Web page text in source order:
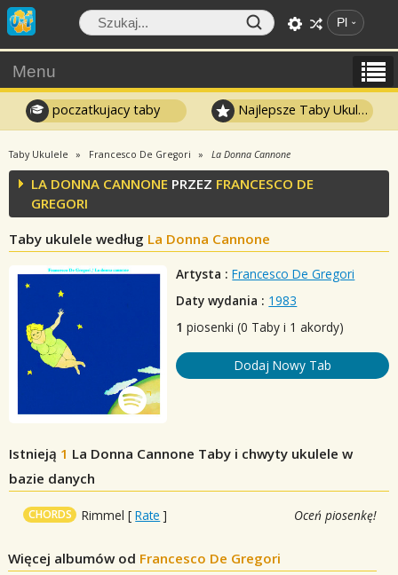
Pl
Menu
poczatkujacy taby Najlepsze Taby Ukulele
Taby Ukulele Francesco De Gregori La Donna Cannone
LA DONNA CANNONE PRZEZ FRANCESCO DE
GREGORI
Taby ukulele według La Donna Cannone
Artysta : Francesco De Gregori
Daty wydania : 1983
1 piosenki (0 Taby i 1 akordy)
Dodaj Nowy Tab
Istnieją 1 La Donna Cannone Taby i chwyty ukulele w
bazie danych
CHORDS Rimmel [Rate ] Oceń piosenkę!
Więcej albumów od Francesco De Gregori